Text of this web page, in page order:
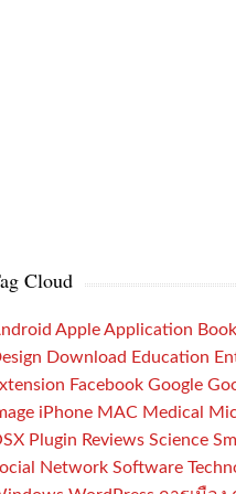
Cloud
Apple Application Book
Download Education
Facebook Google
iPhone MAC Medical
Plugin Reviews Science
Network Software